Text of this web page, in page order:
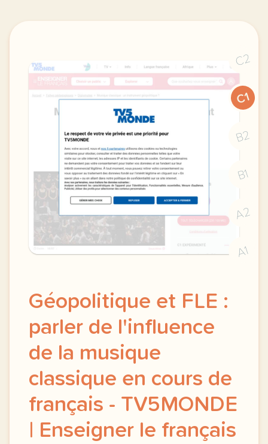
C2
C1
B2
B1
A2
A1
Géopolitique et FLE :
parler de l'influence
de la musique
classique en cours de
français - TV5MONDE
| Enseigner le français